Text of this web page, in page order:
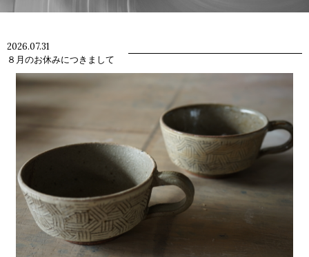
2026.07.31
８月のお休みにつきまして